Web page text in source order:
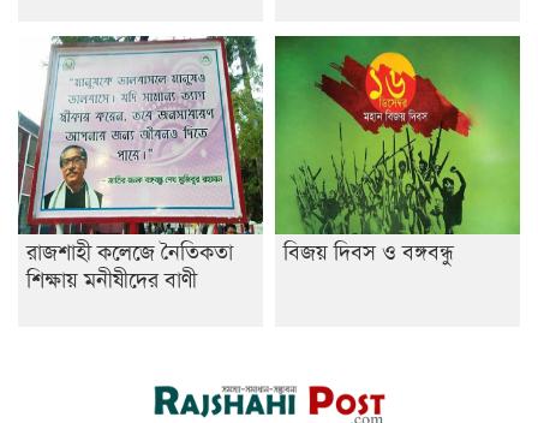
রাজশাহী কলেজে নৈতিকতা
শিক্ষায় মনীষীদের বাণী
বিজয় দিবস ও বঙ্গবন্ধু